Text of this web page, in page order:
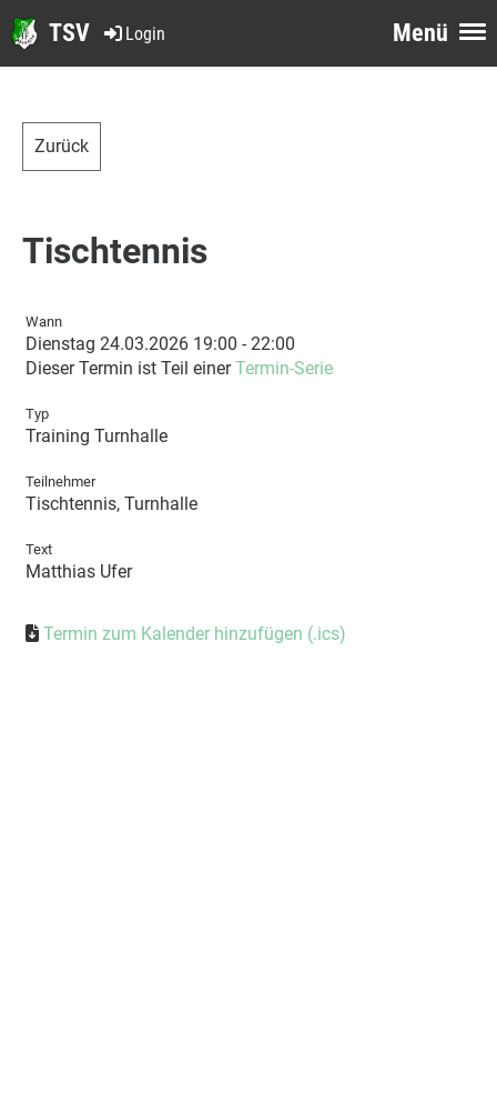
Menü
Login
TSV
Zurück
Tischtennis
Wann
Dienstag 24.03.2026 19:00 - 22:00
Dieser Termin ist Teil einerTermin-Serie
Typ
Training Turnhalle
Teilnehmer
Tischtennis, Turnhalle
Text
Matthias Ufer
Termin zum Kalender hinzufügen (.ics)